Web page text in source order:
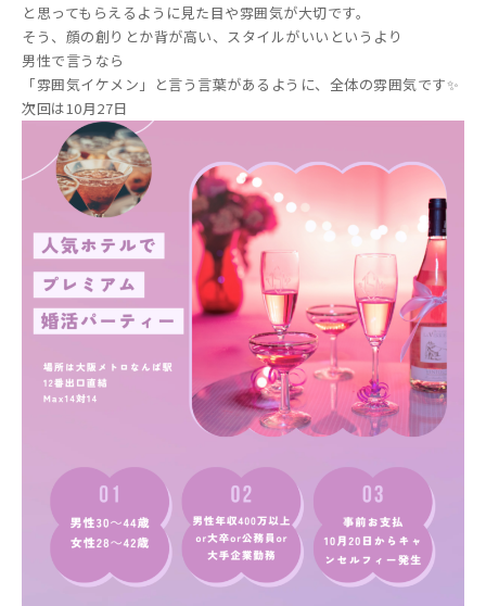
と思ってもらえるように見た目や雰囲気が大切です。
そう、顔の創りとか背が高い、スタイルがいいというより
男性で言うなら
「雰囲気イケメン」と言う言葉があるように、全体の雰囲気です✨
次回は10月27日